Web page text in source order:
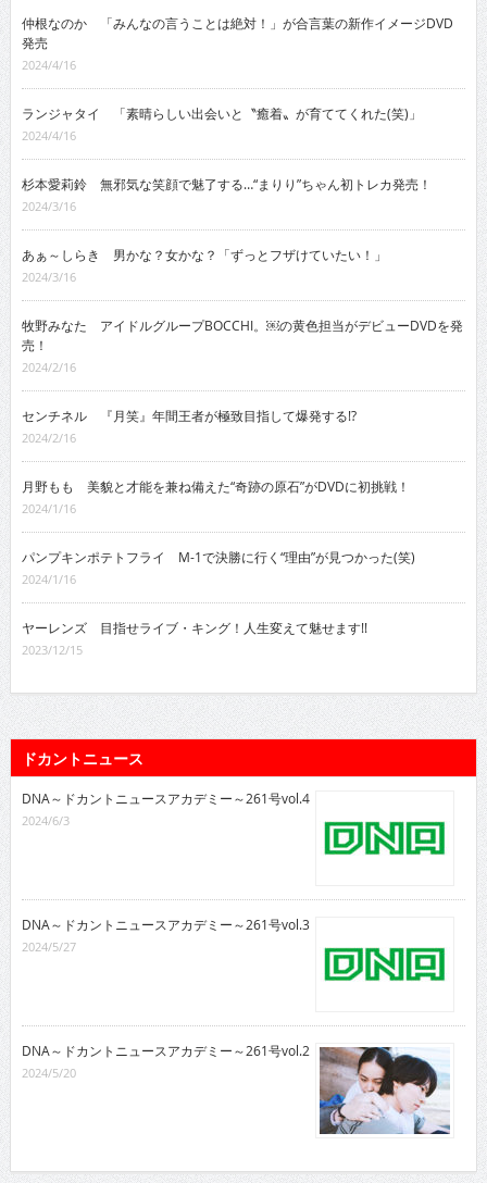
仲根なのか 「みんなの言うことは絶対！」が合言葉の新作イメージDVD
発売
2024/4/16
ランジャタイ 「素晴らしい出会いと〝癒着〟が育ててくれた(笑)」
2024/4/16
杉本愛莉鈴 無邪気な笑顔で魅了する…“まりり”ちゃん初トレカ発売！
2024/3/16
あぁ～しらき 男かな？女かな？「ずっとフザけていたい！」
2024/3/16
牧野みなた アイドルグループBOCCHI。￼の黄色担当がデビューDVDを発
売！
2024/2/16
センチネル 『月笑』年間王者が極致目指して爆発する!?
2024/2/16
月野もも 美貌と才能を兼ね備えた“奇跡の原石”がDVDに初挑戦！
2024/1/16
パンプキンポテトフライ M-1で決勝に行く“理由”が見つかった(笑)
2024/1/16
ヤーレンズ 目指せライブ・キング！人生変えて魅せます!!
2023/12/15
ドカントニュース
DNA～ドカントニュースアカデミー～261号vol.4
2024/6/3
DNA～ドカントニュースアカデミー～261号vol.3
2024/5/27
DNA～ドカントニュースアカデミー～261号vol.2
2024/5/20